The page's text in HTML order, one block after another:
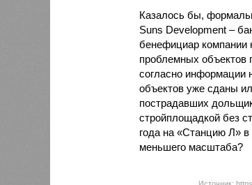
Казалось бы,
Suns Development –
бенефициар компании
проблемных объектов
согласно информации
объектов уже сданы
пострадавших
стройплощадкой без
года на «Станцию Л»
меньшего масштаба?
Источник: